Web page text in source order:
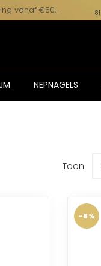
vanaf €50,- 81
NEPNAGELS
Toon:
-8%